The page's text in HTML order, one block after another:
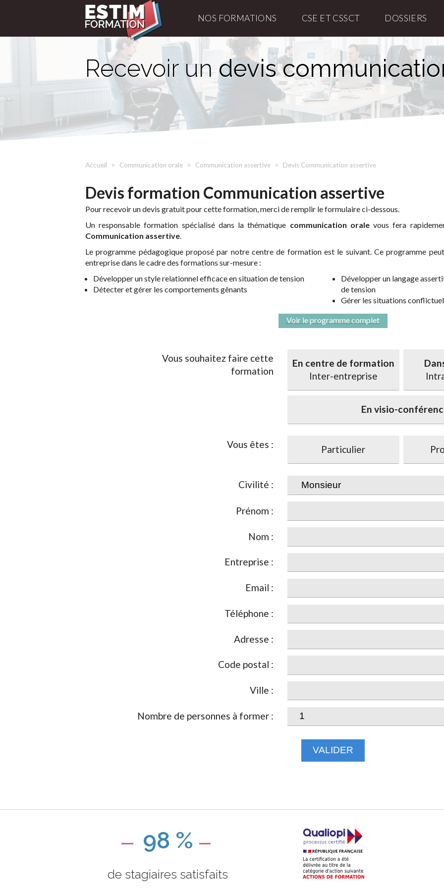
NOS FORMATIONS CSE ET CSSCT DOSSIERS
Recevoir undevis
Accueil Communication orale Communication assertive Devis Communication assertive
Devis formation Communication assertive
Pour recevoir un devis gratuit pour cette formation, merci de remplir le formulaire ci-dessous.
Un responsable formation spécialisé dans la thématique communication oralevous fera
Communication assertive.
Le programme pédagogique proposé par notre centre de formation est le suivant. Ce programme
entreprise dans le cadre des formations sur-mesure :
Développer un style relationnel efficace en situation de tension
Détecter et gérer les comportements gênants
Développer un langage
de tension
Gérer les situations
Voir le programme complet
Vous souhaitez faire cette
formation
En centre de formation
Inter-entreprise
En visio-
Vous êtes : Particulier
Civilité :
Prénom :
Nom :
Entreprise :
Email :
Téléphone :
Adresse :
Code postal :
Ville :
Nombre de personnes à former :
VALIDER
98 %
de stagiaires satisfaits